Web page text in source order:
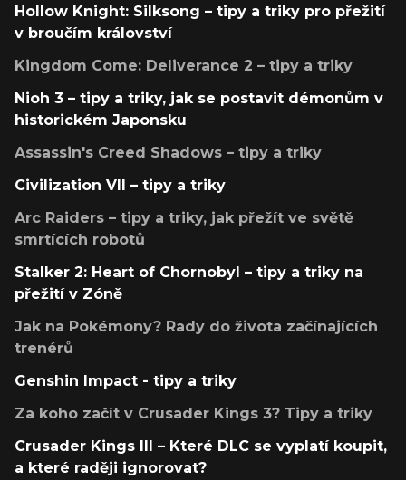
Hollow Knight: Silksong – tipy a triky pro přežití
v broučím království
Kingdom Come: Deliverance 2 – tipy a triky
Nioh 3 – tipy a triky, jak se postavit démonům v
historickém Japonsku
Assassin's Creed Shadows – tipy a triky
Civilization VII – tipy a triky
Arc Raiders – tipy a triky, jak přežít ve světě
smrtících robotů
Stalker 2: Heart of Chornobyl – tipy a triky na
přežití v Zóně
Jak na Pokémony? Rady do života začínajících
trenérů
Genshin Impact - tipy a triky
Za koho začít v Crusader Kings 3? Tipy a triky
Crusader Kings III – Které DLC se vyplatí koupit,
a které raději ignorovat?